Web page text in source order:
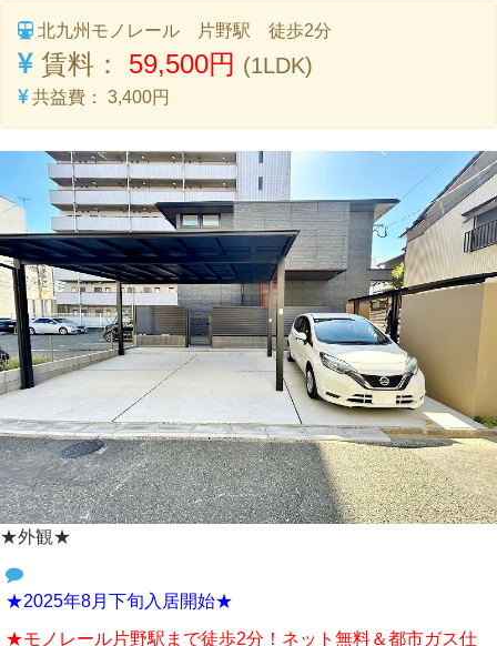
北九州モノレール 片野駅 徒歩2分
賃料： 59,500円 (1LDK)
共益費： 3,400円
★外観★
★2025年8月下旬入居開始★
★モノレール片野駅まで徒歩2分！ネット無料＆都市ガス仕